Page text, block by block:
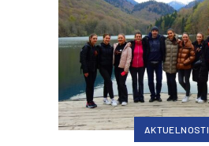
AKTUELNOSTI